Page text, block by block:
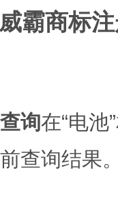
霸商标
询在“电池
查询结果